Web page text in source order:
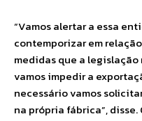
“Vamos alertar a essa
contemporizar em
medidas que a legislação
vamos impedir a
necessário vamos
na própria fábrica”,